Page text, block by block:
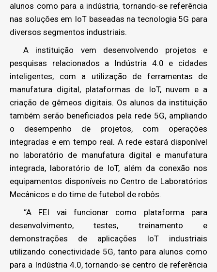
alunos como para a indústria, tornando-se referência
nas soluções em IoT baseadas na tecnologia 5G para
diversos segmentos industriais.
A instituição vem desenvolvendo projetos e
pesquisas relacionados a Indústria 4.0 e cidades
inteligentes, com a utilização de ferramentas de
manufatura digital, plataformas de IoT, nuvem e a
criação de gêmeos digitais. Os alunos da instituição
também serão beneficiados pela rede 5G, ampliando
o desempenho de projetos, com operações
integradas e em tempo real. A rede estará disponível
no laboratório de manufatura digital e manufatura
integrada, laboratório de IoT, além da conexão nos
equipamentos disponíveis no Centro de Laboratórios
Mecânicos e do time de futebol de robôs.
“A FEI vai funcionar como plataforma para
desenvolvimento, testes, treinamento e
demonstrações de aplicações IoT industriais
utilizando conectividade 5G, tanto para alunos como
para a Indústria 4.0, tornando-se centro de referência